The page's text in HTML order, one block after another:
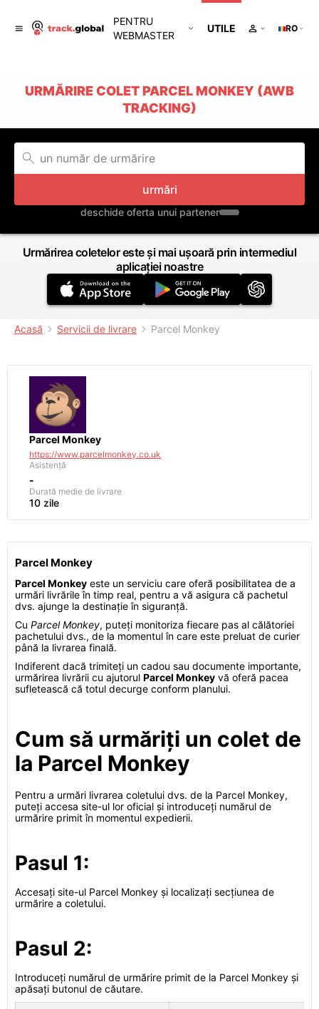
PENTRU
WEBMASTER
UTILE RO
URMĂRIRE COLET PARCEL MONKEY (AWB
TRACKING)
urmări
deschide oferta unui partener
Urmărirea coletelor este și mai ușoară prin intermediul
aplicației noastre
Acasă Servicii de livrare Parcel Monkey
Parcel Monkey
https://www.parcelmonkey.co.uk
Asistență
-
Durată medie de livrare
10 zile
Parcel Monkey
Parcel Monkey este un serviciu care oferă posibilitatea de a
urmări livrările în timp real, pentru a vă asigura că pachetul
dvs. ajunge la destinație în siguranță.
Cu Parcel Monkey, puteți monitoriza fiecare pas al călătoriei
pachetului dvs., de la momentul în care este preluat de curier
până la livrarea finală.
Indiferent dacă trimiteți un cadou sau documente importante,
urmărirea livrării cu ajutorul Parcel Monkey vă oferă pacea
sufletească că totul decurge conform planului.
Cum să urmăriți un colet de
la Parcel Monkey
Pentru a urmări livrarea coletului dvs. de la Parcel Monkey,
puteți accesa site-ul lor oficial și introduceți numărul de
urmărire primit în momentul expedierii.
Pasul 1:
Accesați site-ul Parcel Monkey și localizați secțiunea de
urmărire a coletului.
Pasul 2:
Introduceți numărul de urmărire primit de la Parcel Monkey și
apăsați butonul de căutare.